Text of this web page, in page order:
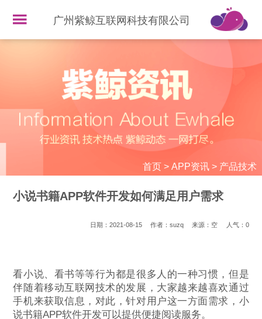
广州紫鲸互联网科技有限公司
首页> APP资讯> 产品技术
小说书籍APP软件开发如何满足用户需求
日期：2021-08-15 作者：suzq 来源：空 人气： 0
看小说、看书等等行为都是很多人的一种习惯，但是
伴随着移动互联网技术的发展，大家越来越喜欢通过
手机来获取信息，对此，针对用户这一方面需求，小
说书籍APP软件开发可以提供便捷阅读服务。